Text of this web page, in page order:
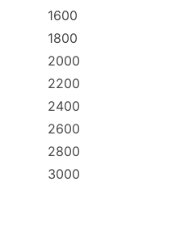
1600
1800
2000
2200
2400
2600
2800
3000